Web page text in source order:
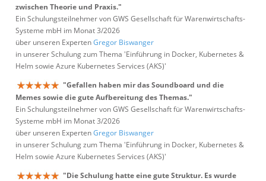
zwischen Theorie und Praxis."
Ein Schulungsteilnehmer von GWS Gesellschaft für Warenwirtschafts-
Systeme mbH im Monat 3/2026
über unseren ExpertenGregor Biswanger
in unserer Schulung zum Thema 'Einführung in Docker, Kubernetes &
Helm sowie Azure Kubernetes Services (AKS)'
"Gefallen haben mir das Soundboard und die
Memes sowie die gute Aufbereitung des Themas."
Ein Schulungsteilnehmer von GWS Gesellschaft für Warenwirtschafts-
Systeme mbH im Monat 3/2026
über unseren ExpertenGregor Biswanger
in unserer Schulung zum Thema 'Einführung in Docker, Kubernetes &
Helm sowie Azure Kubernetes Services (AKS)'
"Die Schulung hatte eine gute Struktur. Es wurde